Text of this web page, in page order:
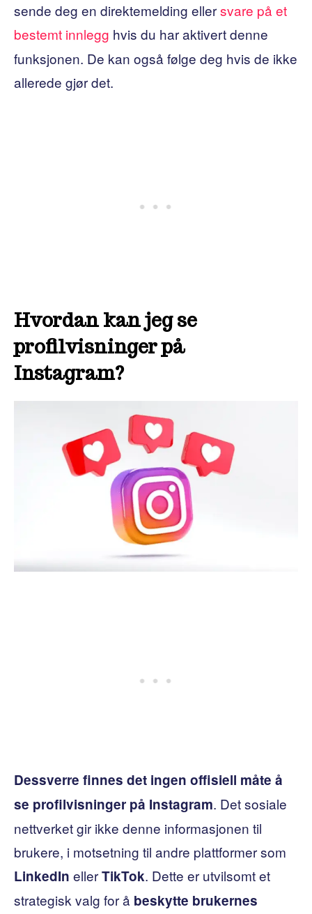
sende deg en direktemelding ellersvare på et
bestemt innlegg hvis du har aktivert denne
funksjonen. De kan også følge deg hvis de ikke
allerede gjør det.
Hvordan kan jeg se
profilvisninger på
Instagram?
Dessverre finnes det ingen offisiell måte å
se profilvisninger på Instagram. Det sosiale
nettverket gir ikke denne informasjonen til
brukere, i motsetning til andre plattformer som
LinkedIn ellerTikTok. Dette er utvilsomt et
strategisk valg for å beskytte brukernes